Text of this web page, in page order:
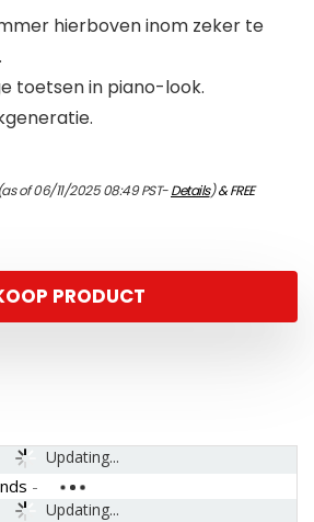
hierboven inom zeker te
toetsen in piano-look.
of 06/11/2025 08:49 PST-Details)&FREE
PRODUCT
Updating...
Updating...
-